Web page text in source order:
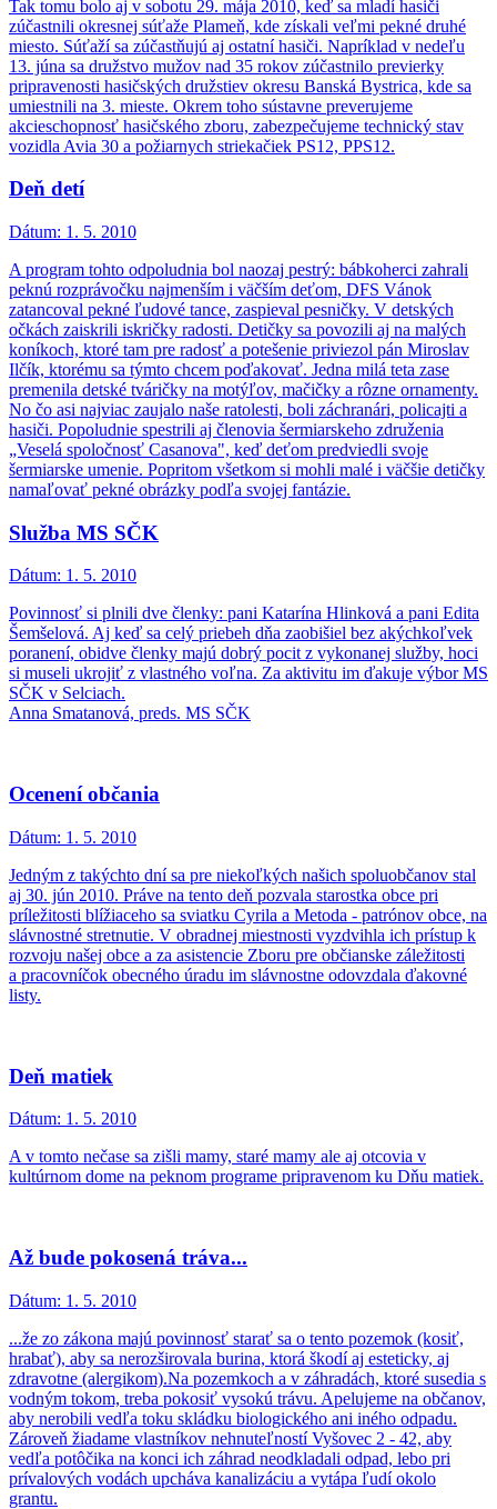
Tak tomu bolo aj v sobotu 29. mája 2010, keď sa mladí hasiči
zúčastnili okresnej súťaže Plameň, kde získali veľmi pekné druhé
miesto. Súťaží sa zúčastňujú aj ostatní hasiči. Napríklad v nedeľu
13. júna sa družstvo mužov nad 35 rokov zúčastnilo previerky
pripravenosti hasičských družstiev okresu Banská Bystrica, kde sa
umiestnili na 3. mieste. Okrem toho sústavne preverujeme
akcieschopnosť hasičského zboru, zabezpečujeme technický stav
vozidla Avia 30 a požiarnych striekačiek PS12, PPS12.
Deň detí
Dátum: 1. 5. 2010
A program tohto odpoludnia bol naozaj pestrý: bábkoherci zahrali
peknú rozprávočku najmenším i väčším deťom, DFS Vánok
zatancoval pekné ľudové tance, zaspieval pesničky. V detských
očkách zaiskrili iskričky radosti. Detičky sa povozili aj na malých
koníkoch, ktoré tam pre radosť a potešenie priviezol pán Miroslav
Ilčík, ktorému sa týmto chcem poďakovať. Jedna milá teta zase
premenila detské tváričky na motýľov, mačičky a rôzne ornamenty.
No čo asi najviac zaujalo naše ratolesti, boli záchranári, policajti a
hasiči. Popoludnie spestrili aj členovia šermiarskeho združenia
„Veselá spoločnosť Casanova", keď deťom predviedli svoje
šermiarske umenie. Popritom všetkom si mohli malé i väčšie detičky
namaľovať pekné obrázky podľa svojej fantázie.
Služba MS SČK
Dátum: 1. 5. 2010
Povinnosť si plnili dve členky: pani Katarína Hlinková a pani Edita
Šemšelová. Aj keď sa celý priebeh dňa zaobišiel bez akýchkoľvek
poranení, obidve členky majú dobrý pocit z vykonanej služby, hoci
si museli ukrojiť z vlastného voľna. Za aktivitu im ďakuje výbor MS
SČK v Selciach.
Anna Smatanová, preds. MS SČK
Ocenení občania
Dátum: 1. 5. 2010
Jedným z takýchto dní sa pre niekoľkých našich spoluobčanov stal
aj 30. jún 2010. Práve na tento deň pozvala starostka obce pri
príležitosti blížiaceho sa sviatku Cyrila a Metoda - patrónov obce, na
slávnostné stretnutie. V obradnej miestnosti vyzdvihla ich prí­stup k
rozvoju našej obce a za asistencie Zboru pre občianske zá­ležitosti
a pracovníčok obecného úradu im slávnostne odovzdala ďakovné
listy.
Deň matiek
Dátum: 1. 5. 2010
A v tomto nečase sa zišli mamy, staré mamy ale aj otcovia v
kultúrnom dome na peknom programe pripravenom ku Dňu matiek.
Až bude pokosená tráva...
Dátum: 1. 5. 2010
...že zo zákona majú povinnosť starať sa o tento pozemok (kosiť,
hrabať), aby sa nerozširovala burina, ktorá škodí aj esteticky, aj
zdravotne (alergikom).Na pozemkoch a v záhradách, ktoré susedia s
vodným tokom, treba pokosiť vysokú trávu. Apelujeme na občanov,
aby nerobili vedľa toku skládku biologického ani iného odpadu.
Zároveň žiadame vlastníkov nehnuteľností Vyšovec 2 - 42, aby
vedľa potôčika na konci ich záhrad neodkladali odpad, lebo pri
prívalových vodách upcháva kanalizáciu a vytápa ľudí okolo
grantu.